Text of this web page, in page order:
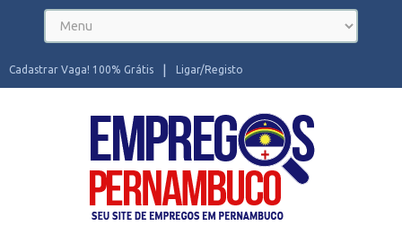
Ligar/Registo
Cadastrar Vaga! 100% Grátis